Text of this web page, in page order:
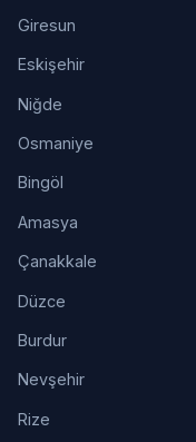
Giresun
Eskişehir
Niğde
Osmaniye
Bingöl
Amasya
Çanakkale
Düzce
Burdur
Nevşehir
Rize